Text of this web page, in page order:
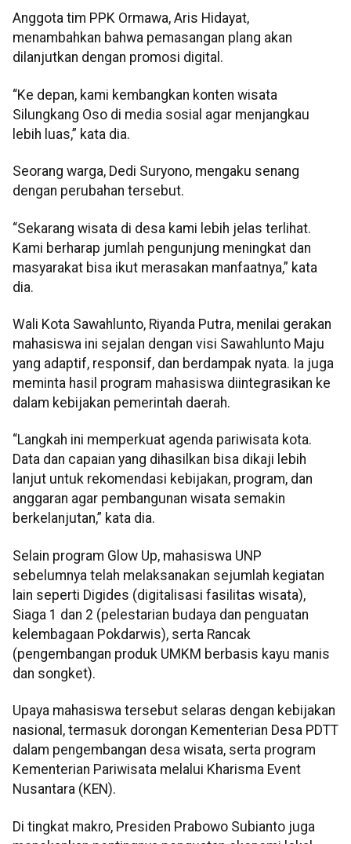
Anggota tim PPK Ormawa, Aris Hidayat,
menambahkan bahwa pemasangan plang akan
dilanjutkan dengan promosi digital.
“Ke depan, kami kembangkan konten wisata
Silungkang Oso di media sosial agar menjangkau
lebih luas,” kata dia.
Seorang warga, Dedi Suryono, mengaku senang
dengan perubahan tersebut.
“Sekarang wisata di desa kami lebih jelas terlihat.
Kami berharap jumlah pengunjung meningkat dan
masyarakat bisa ikut merasakan manfaatnya,” kata
dia.
Wali Kota Sawahlunto, Riyanda Putra, menilai gerakan
mahasiswa ini sejalan dengan visi Sawahlunto Maju
yang adaptif, responsif, dan berdampak nyata. Ia juga
meminta hasil program mahasiswa diintegrasikan ke
dalam kebijakan pemerintah daerah.
“Langkah ini memperkuat agenda pariwisata kota.
Data dan capaian yang dihasilkan bisa dikaji lebih
lanjut untuk rekomendasi kebijakan, program, dan
anggaran agar pembangunan wisata semakin
berkelanjutan,” kata dia.
Selain program Glow Up, mahasiswa UNP
sebelumnya telah melaksanakan sejumlah kegiatan
lain seperti Digides (digitalisasi fasilitas wisata),
Siaga 1 dan 2 (pelestarian budaya dan penguatan
kelembagaan Pokdarwis), serta Rancak
(pengembangan produk UMKM berbasis kayu manis
dan songket).
Upaya mahasiswa tersebut selaras dengan kebijakan
nasional, termasuk dorongan Kementerian Desa PDTT
dalam pengembangan desa wisata, serta program
Kementerian Pariwisata melalui Kharisma Event
Nusantara (KEN).
Di tingkat makro, Presiden Prabowo Subianto juga